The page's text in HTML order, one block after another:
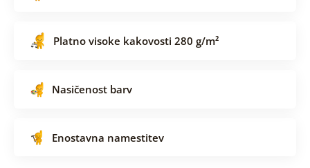
Platno visoke kakovosti 280 g/m²
Nasičenost barv
Enostavna namestitev